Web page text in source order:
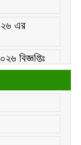
এর
বিজ্ঞপ্তিঃ
দিবস ও